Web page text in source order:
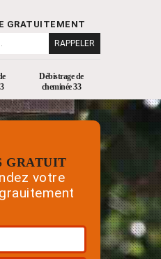
GRATUITEMENT
Débistrage de
cheminée 33
GRATUIT
votre